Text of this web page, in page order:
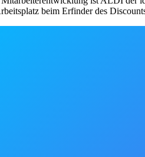
beim Erfinder des